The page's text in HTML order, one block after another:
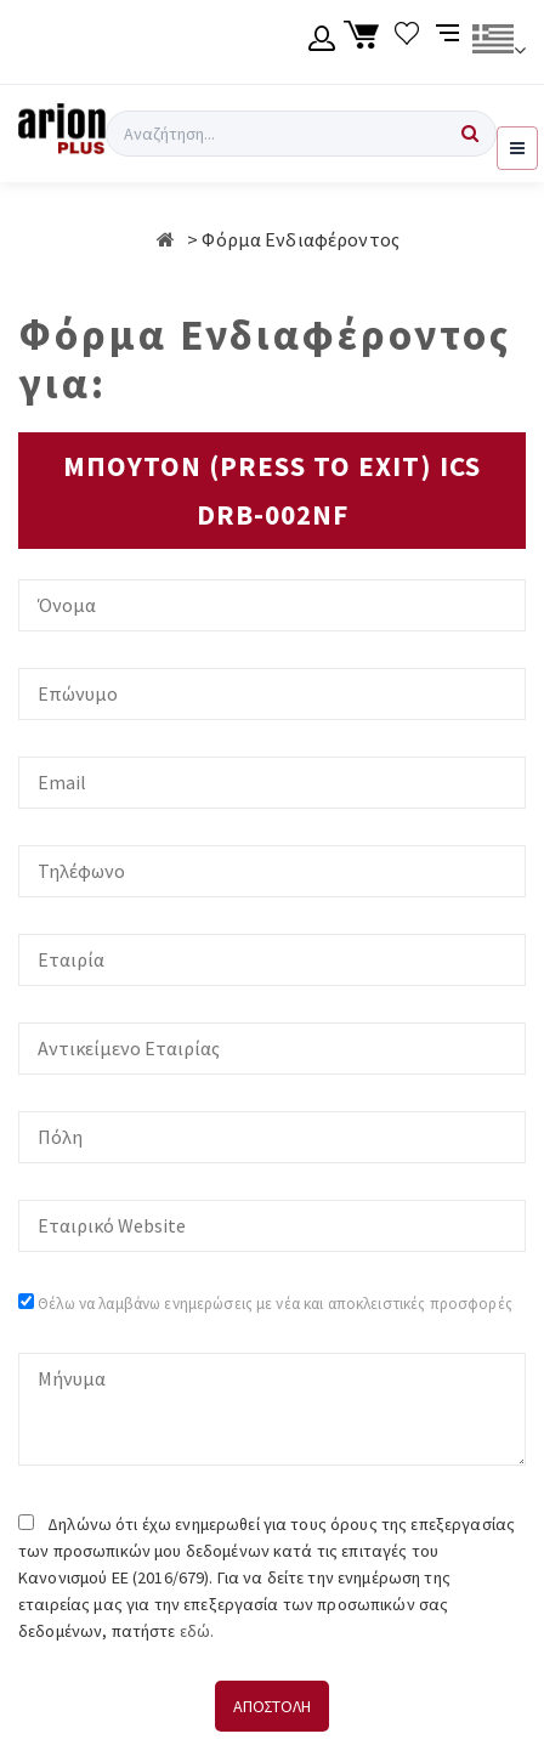
Σύνδεση χρήση
Αναζήτηση
Φόρμα Ενδιαφέροντος
Φόρμα Ενδιαφέροντος
για:
ΜΠΟΥΤΟΝ (PRESS TO EXIT) ICS
DRB-002NF
Θέλω να λαμβάνω ενημερώσεις με νέα και αποκλειστικές προσφορές
Δηλώνω ότι έχω ενημερωθεί για τους όρους της επεξεργασίας
των προσωπικών μου δεδομένων κατά τις επιταγές του
Κανονισμού ΕΕ (2016/679). Για να δείτε την ενημέρωση της
εταιρείας μας για την επεξεργασία των προσωπικών σας
δεδομένων, πατήστε εδώ.
ΑΠΟΣΤΟΛΗ